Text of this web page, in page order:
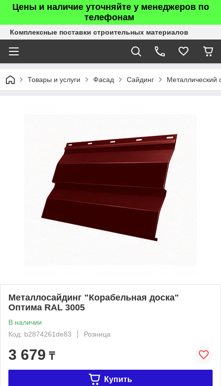
Цены и наличие уточняйте у менеджеров по
телефонам
Комплексные поставки строительных материалов
Товары и услуги Фасад Сайдинг Металлический
Металлосайдинг "Корабельная доска"
Оптима RAL 3005
В наличии
Код: b2874261de83
Розница
3 679 ₸
Купить